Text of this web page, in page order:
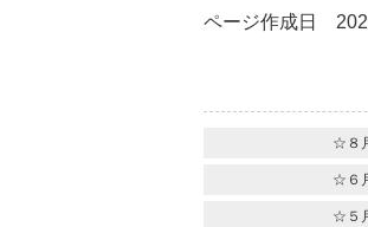
ページ作成日
☆８
☆６
☆５